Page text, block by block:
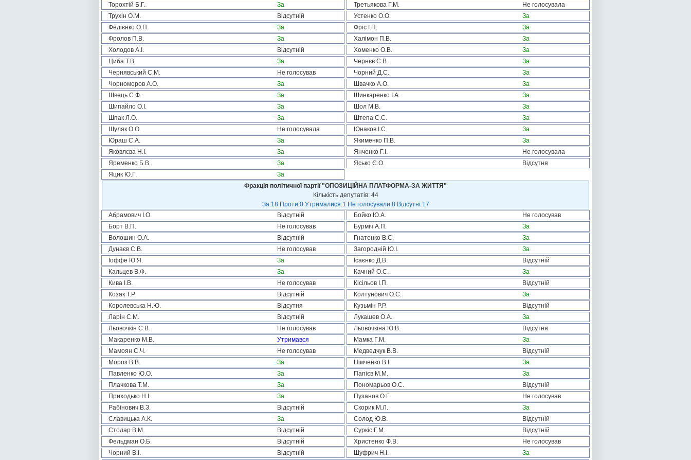
Торохтій Б.Г.
За Третьякова Г.М.
Не голосувала
Трухін О.М.
Відсутній Устенко О.О.
За
Федієнко О.П.
За Фріс І.П.
За
Фролов П.В.
За Халімон П.В.
За
Холодов А.І.
Відсутній Хоменко О.В.
За
Циба Т.В.
За Чернєв Є.В.
За
Чернявський С.М.
Не голосував Чорний Д.С.
За
Чорноморов А.О.
За Швачко А.О.
За
Швець С.Ф.
За Шинкаренко І.А.
За
Шипайло О.І.
За Шол М.В.
За
Шпак Л.О.
За Штепа С.С.
За
Шуляк О.О.
Не голосувала Юнаков І.С.
За
Юраш С.А.
За Якименко П.В.
За
Яковлєва Н.І.
За Янченко Г.І.
Не голосувала
Яременко Б.В.
За Ясько Є.О.
Відсутня
Яцик Ю.Г.
За
Фракція політичної партії "ОПОЗИЦІЙНА ПЛАТФОРМА-ЗА ЖИТТЯ"
Кількість депутатів: 44
За:18 Проти:0 Утрималися:1 Не голосували:8 Відсутні:17
Абрамович І.О.
Відсутній Бойко Ю.А.
Не голосував
Борт В.П.
Не голосував Бурміч А.П.
За
Волошин О.А.
Відсутній Гнатенко В.С.
За
Дунаєв С.В.
Не голосував Загородній Ю.І.
За
Іоффе Ю.Я.
За Ісаєнко Д.В.
Відсутній
Кальцев В.Ф.
За Качний О.С.
За
Кива І.В.
Не голосував Кісільов І.П.
Відсутній
Козак Т.Р.
Відсутній Колтунович О.С.
За
Королевська Н.Ю.
Відсутня Кузьмін Р.Р.
Відсутній
Ларін С.М.
Відсутній Лукашев О.А.
За
Льовочкін С.В.
Не голосував Льовочкіна Ю.В.
Відсутня
Макаренко М.В.
Утримався Мамка Г.М.
За
Мамоян С.Ч.
Не голосував Медведчук В.В.
Відсутній
Мороз В.В.
За Німченко В.І.
За
Павленко Ю.О.
За Папієв М.М.
За
Плачкова Т.М.
За Пономарьов О.С.
Відсутній
Приходько Н.І.
За Пузанов О.Г.
Не голосував
Рабінович В.З.
Відсутній Скорик М.Л.
За
Славицька А.К.
За Солод Ю.В.
Відсутній
Столар В.М.
Відсутній Суркіс Г.М.
Відсутній
Фельдман О.Б.
Відсутній Христенко Ф.В.
Не голосував
Чорний В.І.
Відсутній Шуфрич Н.І. За